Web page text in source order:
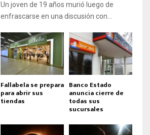
Un joven de 19 años murió luego de
enfrascarse en una discusión con...
Fallabela se prepara
para abrir sus
tiendas
Banco Estado
anuncia cierre de
todas sus
sucursales